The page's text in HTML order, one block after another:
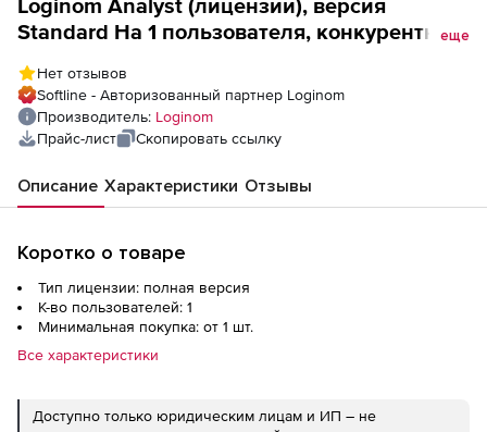
Loginom Analyst (лицензии), версия
Standard На 1 пользователя, конкурентные
еще
Нет отзывов
Softline - Авторизованный партнер Loginom
Производитель: Loginom
Прайс-лист
Скопировать ссылку
Описание Характеристики Отзывы
Коротко о товаре
Тип лицензии: полная версия
К-во пользователей: 1
Минимальная покупка: от 1 шт.
Все характеристики
Доступно только юридическим лицам и ИП – не